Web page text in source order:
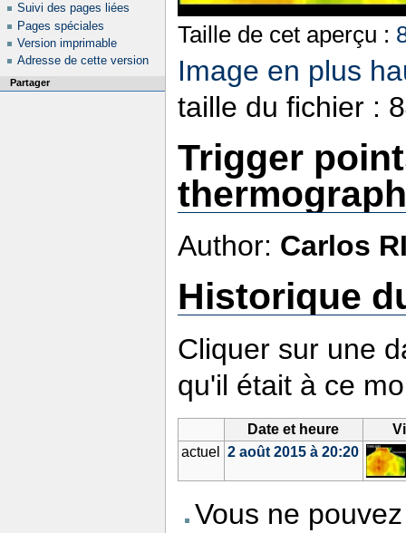
Taille de cet aperçu :
Image en plus
taille du fichier :
Trigger
Author: Carlos
Historique
Cliquer sur une
qu'il était à ce
Date et heure
actuel
2 août 2015 à 20:20
Vous ne
Suivi des pages liées
Pages spéciales
Version imprimable
Adresse de cette version
Partager